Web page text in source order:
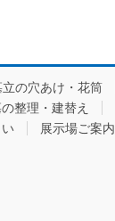
立の穴あけ・花筒
整理・建替え
展示場ご案内